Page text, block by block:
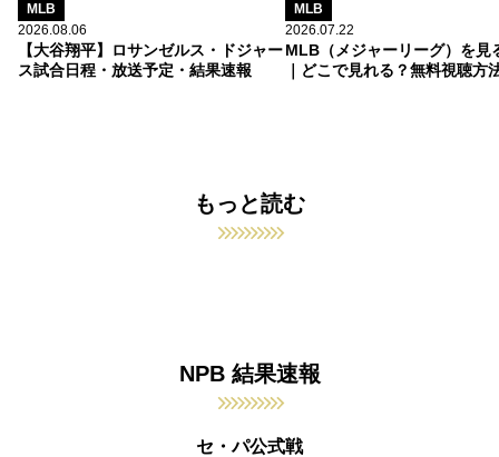
MLB
2026.08.06
【大谷翔平】ロサンゼルス・ドジャー
ス試合日程・放送予定・結果速報
MLB
2026.07.22
MLB（メジャーリーグ）を見
｜どこで見れる？無料視聴方
もっと読む
NPB 結果速報
セ・パ公式戦